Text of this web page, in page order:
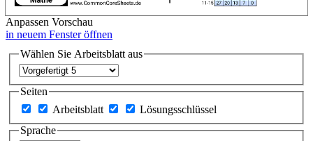
Anpassen Vorschau
in neuem Fenster öffnen
Wählen Sie Arbeitsblatt aus
Seiten
Arbeitsblatt
Lösungsschlüssel
Sprache